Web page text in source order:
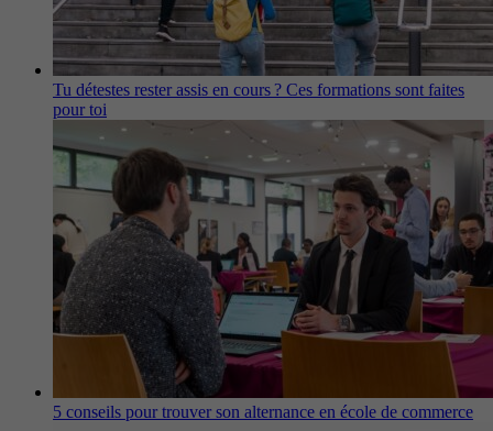
Tu détestes rester assis en cours ? Ces formations sont faites
pour toi
5 conseils pour trouver son alternance en école de commerce